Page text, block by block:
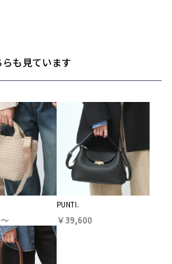
も見ています
PUNTI.
￥39,600